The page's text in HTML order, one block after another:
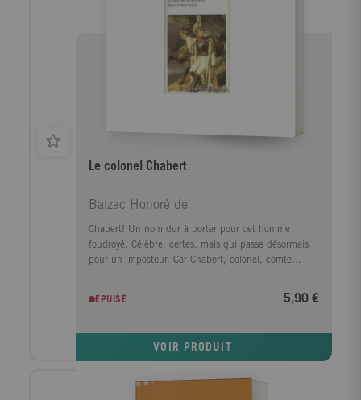
Le colonel Chabert
Balzac Honoré de
Chabert! Un nom dur à porter pour cet homme
foudroyé. Célèbre, certes, mais qui passe désormais
pour un imposteur. Car Chabert, colonel, comte
Tel fut le sort de Chabert. Jeté dans une fosse au
mort. Un espoir ultime reste à ce malheureux:
le voilà maintenant enterré sous des actes. On le croit
EPUISÉ 5,90 €
VOIR PRODUIT